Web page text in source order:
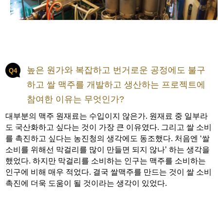
Q4
높은 원가와 복잡하고 번거로운 공정에도 불구
하고 쌀 맥주를 개발하고 생산하는 프로젝트에
참여한 이유는 무엇인가?
대부분의 맥주 원재료는 수입이지 않은가. 원재료 중 일부라
도 국산화하고 싶다는 것이 가장 큰 이유였다. 그리고 쌀 소비
를 촉진하고 싶다는 농진청의 생각에도 동조했다. 처음엔 ‘쌀
소비를 위해선 막걸리를 많이 만들면 되지 않나’ 하는 생각을
했었다. 하지만 막걸리를 소비하는 인구는 맥주를 소비하는
인구에 비해 매우 적었다. 결국 쌀맥주를 만드는 것이 쌀 소비
촉진에 더욱 도움이 될 것이라는 생각이 있었다.